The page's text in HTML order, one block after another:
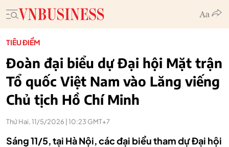
TIÊU ĐIỂM
Đoàn đại biểu dự Đại hội Mặt trận
Tổ quốc Việt Nam vào Lăng viếng
Chủ tịch Hồ Chí Minh
Thứ Hai, 11/5/2026 | 10:23 GMT+7
Sáng 11/5, tại Hà Nội, các đại biểu tham dự Đại hội